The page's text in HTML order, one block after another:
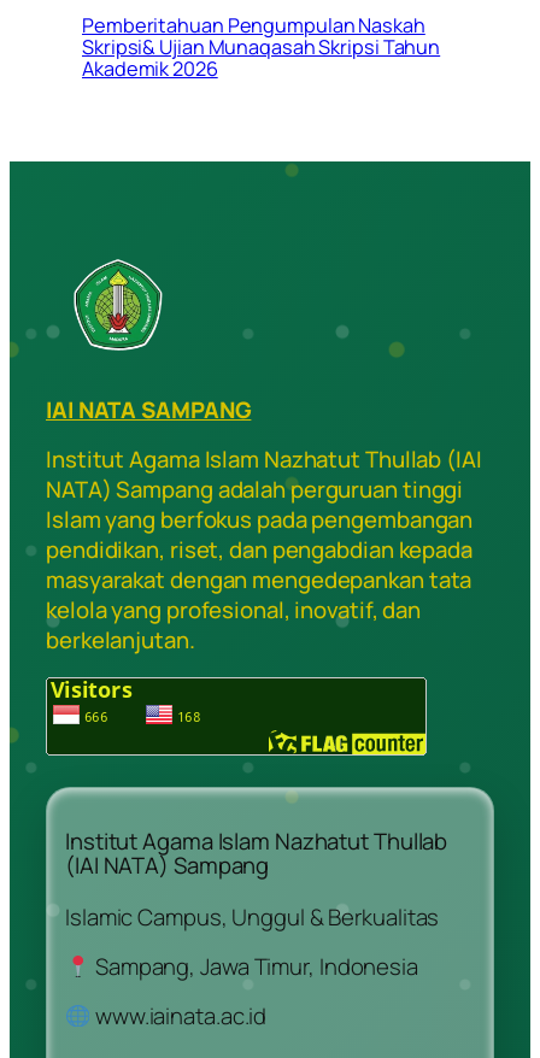
Pemberitahuan Pengumpulan Naskah
Skripsi& Ujian Munaqasah Skripsi Tahun
Akademik 2026
IAI NATA SAMPANG
Institut Agama Islam Nazhatut Thullab (IAI
NATA) Sampang adalah perguruan tinggi
Islam yang berfokus pada pengembangan
pendidikan, riset, dan pengabdian kepada
masyarakat dengan mengedepankan tata
kelola yang profesional, inovatif, dan
berkelanjutan.
Institut Agama Islam Nazhatut Thullab
(IAI NATA) Sampang
Islamic Campus, Unggul & Berkualitas
Sampang, Jawa Timur, Indonesia
www.iainata.ac.id